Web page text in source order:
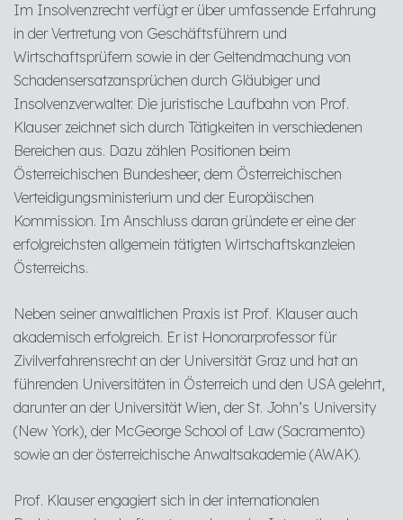
Im Insolvenzrecht verfügt er über umfassende Erfahrung
in der Vertretung von Geschäftsführern und
Wirtschaftsprüfern sowie in der Geltendmachung von
Schadensersatzansprüchen durch Gläubiger und
Insolvenzverwalter. Die juristische Laufbahn von Prof.
Klauser zeichnet sich durch Tätigkeiten in verschiedenen
Bereichen aus. Dazu zählen Positionen beim
Österreichischen Bundesheer, dem Österreichischen
Verteidigungsministerium und der Europäischen
Kommission. Im Anschluss daran gründete er eine der
erfolgreichsten allgemein tätigten Wirtschaftskanzleien
Österreichs.
Neben seiner anwaltlichen Praxis ist Prof. Klauser auch
akademisch erfolgreich. Er ist Honorarprofessor für
Zivilverfahrensrecht an der Universität Graz und hat an
führenden Universitäten in Österreich und den USA gelehrt,
darunter an der Universität Wien, der St. John’s University
(New York), der McGeorge School of Law (Sacramento)
sowie an der österreichische Anwaltsakademie (AWAK).
Prof. Klauser engagiert sich in der internationalen